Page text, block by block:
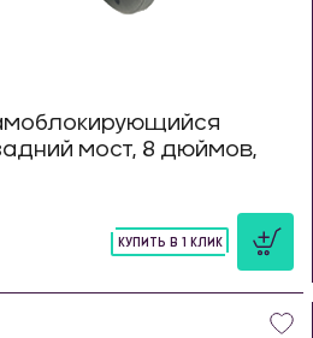
мост, 8 дюймов,
КУПИТЬ В 1 КЛИК